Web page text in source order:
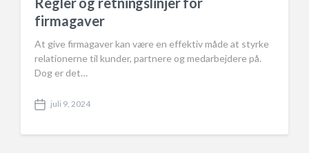
firmagaver
At give firmagaver kan være en effektiv måde at styrke
relationerne til kunder, partnere og medarbejdere på.
Dog er det…
P
s
juli 9, 2024